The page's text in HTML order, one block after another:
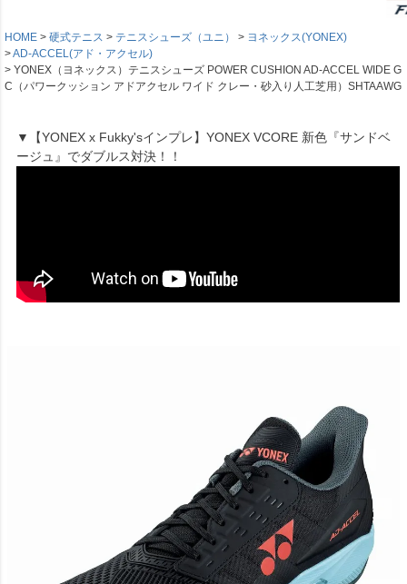
HOME 硬式テニス テニスシューズ（ユニ）
ヨネックス(YONEX)
AD-ACCEL(アド・アクセル)
YONEX（ヨネックス）テニスシューズ POWER CUSHION AD-ACCEL WIDE G
C（パワークッション アドアクセル ワイド クレー・砂入り人工芝用）SHTAAWG
▼【YONEX x Fukky'sインプレ】YONEX VCORE 新色『サンドベ
ージュ』でダブルス対決！！